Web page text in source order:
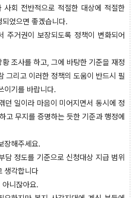
사회 전반적으로 적절한 대상에 적절한
었으면 좋겠습니다.
주거권이 보장되도록 정책이 변화되어
조사를 하고, 그에 바탕한 기준을 재정
그리고 이러한 정책의 도움이 반드시 필
이기를 바랍니다.
던 일이라 마음이 미어지면서 동시에 정
고 무지를 증명하는 듯한 기준과 행정에
장해주세요.
담 정도를 기준으로 신청대상 지급 범위
생각합니다
니잖아요.